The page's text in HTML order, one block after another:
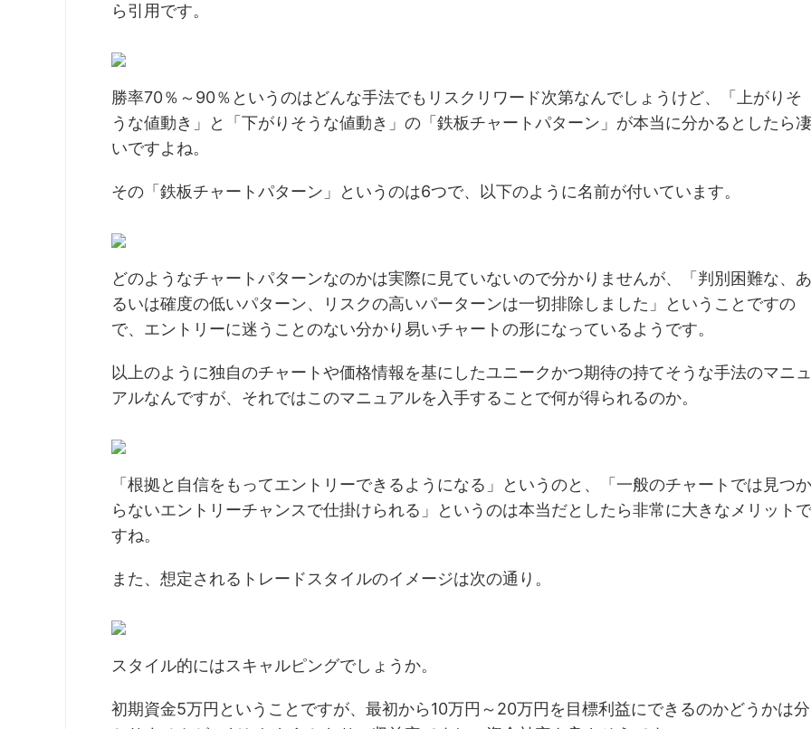
ら引用です。
勝率70％～90％というのはどんな手法でもリスクリワード次第なんでしょうけど、
「上がりそ
うな値動き」と「下がりそうな値動き」の「鉄板チャートパターン」が本当に分かるとしたら凄
いですよね。
その「鉄板チャートパターン」というのは6つで、以下のように名前が付いています。
どのようなチャートパターンなのかは実際に見ていないので分かりませんが、「判別困難な、あ
るいは確度の低いパターン、リスクの高いパーターンは一切排除しました」ということですの
で、エントリーに迷うことのない分かり易いチャートの形になっているようです。
以上のように独自のチャートや価格情報を基にしたユニークかつ期待の持てそうな手法のマニュ
アルなんですが、それではこのマニュアルを入手することで何が得られるのか。
「根拠と自信をもってエントリーできるようになる」というのと、「一般のチャートでは見つか
らないエントリーチャンスで仕掛けられる」というのは本当だとしたら非常に大きなメリットで
すね。
また、想定されるトレードスタイルのイメージは次の通り。
スタイル的にはスキャルピングでしょうか。
初期資金5万円ということですが、最初から10万円～20万円を目標利益にできるのかどうかは分